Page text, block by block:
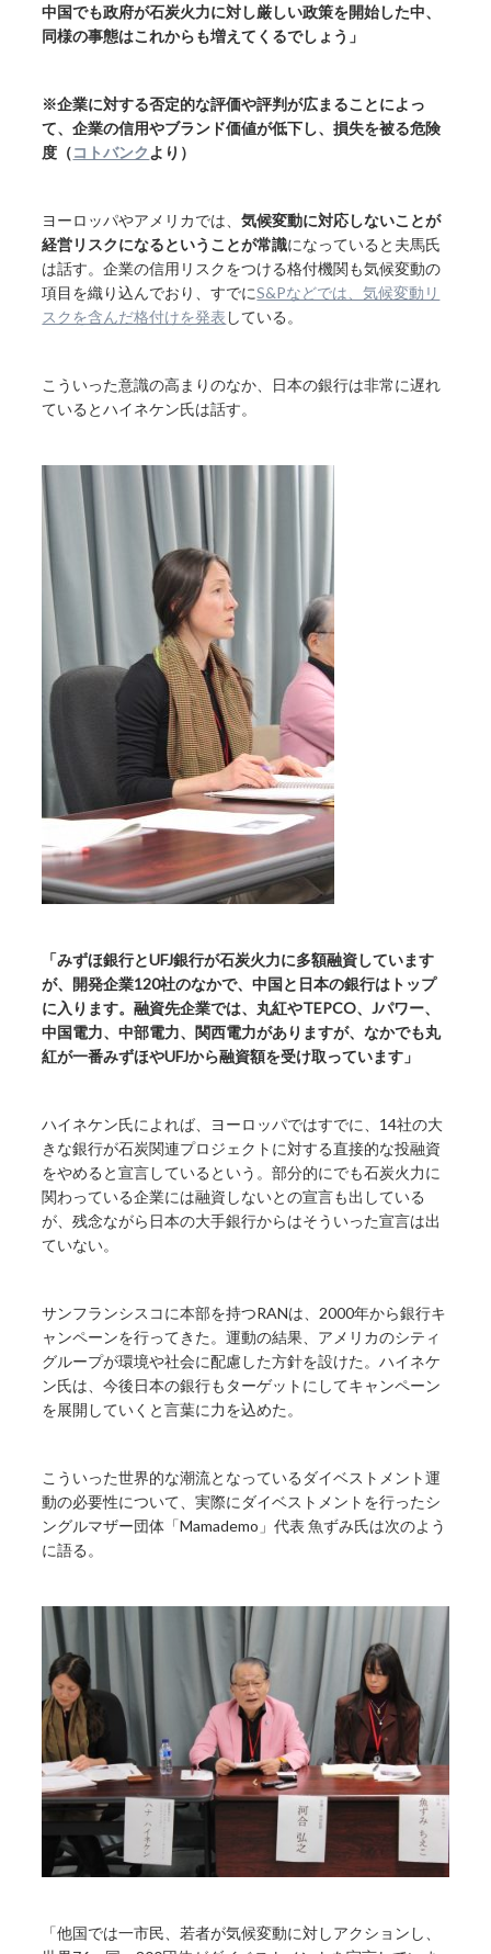
中国でも政府が石炭火力に対し厳しい政策を開始した中、
同様の事態はこれからも増えてくるでしょう」
※企業に対する否定的な評価や評判が広まることによっ
て、企業の信用やブランド価値が低下し、損失を被る危険
度（コトバンク より）
ヨーロッパやアメリカでは、気候変動に対応しないことが
経営リスクになるということが常識になっていると夫馬氏
は話す。企業の信用リスクをつける格付機関も気候変動の
項目を織り込んでおり、すでにS&Pなどでは、気候変動リ
スクを含んだ格付けを発表 している。
こういった意識の高まりのなか、日本の銀行は非常に遅れ
ているとハイネケン氏は話す。
「みずほ銀行とUFJ銀行が石炭火力に多額融資しています
が、開発企業120社のなかで、中国と日本の銀行はトップ
に入ります。融資先企業では、丸紅やTEPCO、Jパワー、
中国電力、中部電力、関西電力がありますが、なかでも丸
紅が一番みずほやUFJから融資額を受け取っています」
ハイネケン氏によれば、ヨーロッパではすでに、14社の大
きな銀行が石炭関連プロジェクトに対する直接的な投融資
をやめると宣言しているという。部分的にでも石炭火力に
関わっている企業には融資しないとの宣言も出している
が、残念ながら日本の大手銀行からはそういった宣言は出
ていない。
サンフランシスコに本部を持つRANは、2000年から銀行キ
ャンペーンを行ってきた。運動の結果、アメリカのシティ
グループが環境や社会に配慮した方針を設けた。ハイネケ
ン氏は、今後日本の銀行もターゲットにしてキャンペーン
を展開していくと言葉に力を込めた。
こういった世界的な潮流となっているダイベストメント運
動の必要性について、実際にダイベストメントを行ったシ
ングルマザー団体「Mamademo」代表 魚ずみ氏は次のよう
に語る。
「他国では一市民、若者が気候変動に対しアクションし、